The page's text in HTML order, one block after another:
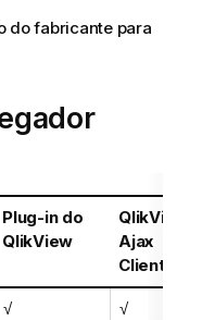
do fabricante para
Plug-in do
QlikView
QlikView
Ajax
Cliente
√
√